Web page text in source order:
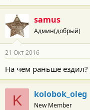
samus
Админ(добрый)
21 Окт 2016
На чем раньше ездил?
K kolobok_oleg
New Member